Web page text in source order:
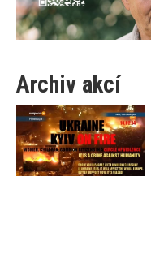
Archiv akcí